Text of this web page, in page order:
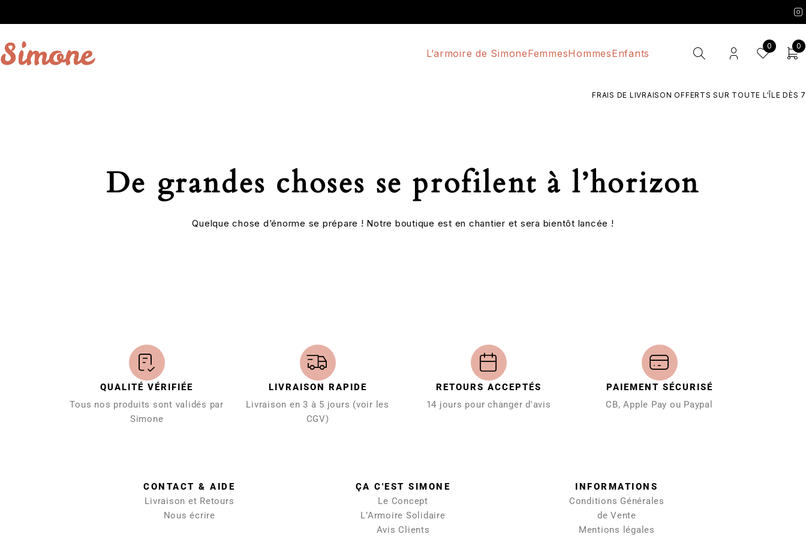
L’armoire de SimoneFemmesHommesEnfants
0 0
FRAIS DE LIVRAISON OFFERTS SUR TOUTE L'ÎLE DÈS
De grandes choses se profilent à l’horizon
Quelque chose d’énorme se prépare ! Notre boutique est en chantier et sera bientôt lancée !
QUALITÉ VÉRIFIÉE
Tous nos produits sont validés par
Simone
LIVRAISON RAPIDE
Livraison en 3 à 5 jours (voir les
CGV)
RETOURS ACCEPTÉS
14 jours pour changer d'avis
PAIEMENT SÉCURISÉ
CB, Apple Pay ou Paypal
CONTACT & AIDE
Livraison et Retours
Nous écrire
ÇA C'EST SIMONE
Le Concept
L’Armoire Solidaire
Avis Clients
INFORMATIONS
Conditions Générales
de Vente
Mentions légales